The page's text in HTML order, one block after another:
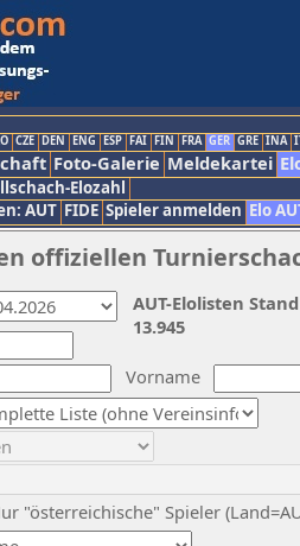
CZE DEN ENG ESP FAI FIN FRA GER GRE INA
Foto-Galerie Meldekartei
Elozahl
AUT FIDE Spieler anmelden Elo
offiziellen
Vorname
"österreichische" Spieler
AUT-Elolisten
13.945